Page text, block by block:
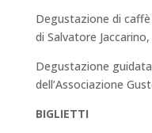
Degustazione di
di Salvatore
Degustazione
dell’Associazione
BIGLIETTI